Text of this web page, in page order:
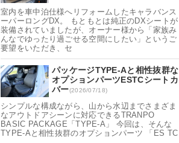
室内を車中泊仕様へリフォームしたキャラバンス
ーパーロングDX。 もともとは純正のDXシートが
装備されていましたが、オーナー様から「家族み
んなでゆったり過ごせる空間にしたい」というご
要望をいただき、セ
パッケージTYPE-Aと相性抜群な
オプションパーツESTCシートカ
バー(2026/07/18)
シンプルな構成ながら、山から水辺までさまざま
なアウトドアシーンに対応できるTRANPO
BASIC PACKAGE「TYPE-A」 今回は、そんな
TYPE-Aと相性抜群のオプションパーツ 「ES TC